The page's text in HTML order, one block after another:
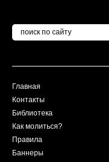
Главная
Контакты
Библиотека
Как молиться?
Правила
Баннеры